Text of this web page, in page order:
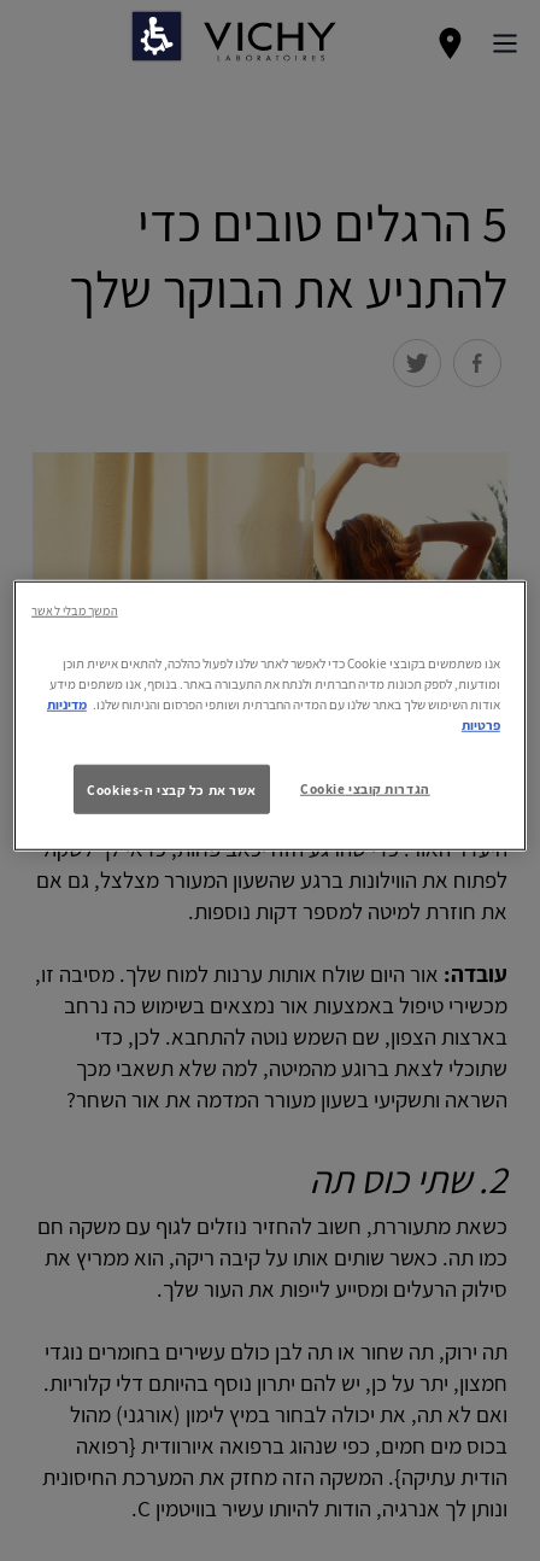
5 הרגלים טובים כדי
להתניע את הבוקר שלך
בוודאי שמת לב שקשה יותר להתעורר בחורף. מדוע? בגלל
היעדר האור. כדי שהרגע הזה יכאב פחות, כדאי לך לשקול
לפתוח את הווילונות ברגע שהשעון המעורר מצלצל, גם אם
את חוזרת למיטה למספר דקות נוספות.
עובדה: אור היום שולח אותות ערנות למוח שלך. מסיבה זו,
מכשירי טיפול באמצעות אור נמצאים בשימוש כה נרחב
בארצות הצפון, שם השמש נוטה להתחבא. לכן, כדי
שתוכלי לצאת ברוגע מהמיטה, למה שלא תשאבי מכך
השראה ותשקיעי בשעון מעורר המדמה את אור השחר?
2. שתי כוס תה
כשאת מתעוררת, חשוב להחזיר נוזלים לגוף עם משקה חם
כמו תה. כאשר שותים אותו על קיבה ריקה, הוא ממריץ את
סילוק הרעלים ומסייע לייפות את העור שלך.
תה ירוק, תה שחור או תה לבן כולם עשירים בחומרים נוגדי
חמצון, יתר על כן, יש להם יתרון נוסף בהיותם דלי קלוריות.
ואם לא תה, את יכולה לבחור במיץ לימון (אורגני) מהול
בכוס מים חמים, כפי שנהוג ברפואה איורוודית {רפואה
הודית עתיקה}. המשקה הזה מחזק את המערכת החיסונית
ונותן לך אנרגיה, הודות להיותו עשיר בוויטמין C.
אנו משתמשים בקובצי Cookie כדי לאפשר לאתר שלנו לפעול כהלכה, להתאים אישית תוכן
ומודעות, לספק תכונות מדיה חברתית ולנתח את התעבורה באתר. בנוסף, אנו משתפים מידע
אודות השימוש שלך באתר שלנו עם המדיה החברתית ושותפי הפרסום והניתוח שלנו. מדיניות
פרטיות
הגדרות קובצי Cookie אשר את כל קבצי ה-Cookies
המשך מבלי לאשר